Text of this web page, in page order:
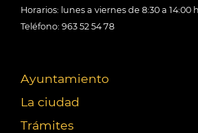
Horarios: lunes a viernes de 8:30 a 14:00
Teléfono: 963 52 54 78
Ayuntamiento
La ciudad
Trámites